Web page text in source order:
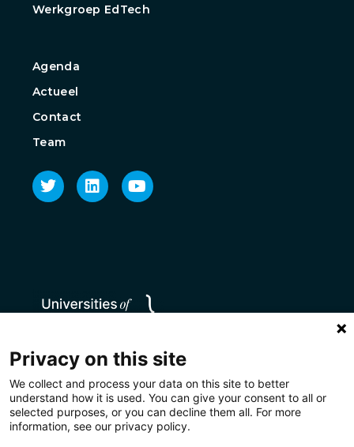
Werkgroep EdTech
Agenda
Actueel
Contact
Team
Privacy on this site
We collect and process your data on this site to better
understand how it is used. You can give your consent to all or
selected purposes, or you can decline them all. For more
information, see our privacy policy.